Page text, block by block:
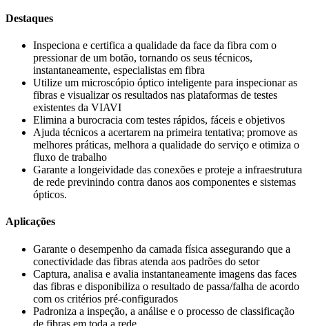
Destaques
Inspeciona e certifica a qualidade da face da fibra com o
pressionar de um botão, tornando os seus técnicos,
instantaneamente, especialistas em fibra
Utilize um microscópio óptico inteligente para inspecionar as
fibras e visualizar os resultados nas plataformas de testes
existentes da VIAVI
Elimina a burocracia com testes rápidos, fáceis e objetivos
Ajuda técnicos a acertarem na primeira tentativa; promove as
melhores práticas, melhora a qualidade do serviço e otimiza o
fluxo de trabalho
Garante a longeividade das conexões e proteje a infraestrutura
de rede previnindo contra danos aos componentes e sistemas
ópticos.
Aplicações
Garante o desempenho da camada física assegurando que a
conectividade das fibras atenda aos padrões do setor
Captura, analisa e avalia instantaneamente imagens das faces
das fibras e disponibiliza o resultado de passa/falha de acordo
com os critérios pré-configurados
Padroniza a inspeção, a análise e o processo de classificação
de fibras em toda a rede.